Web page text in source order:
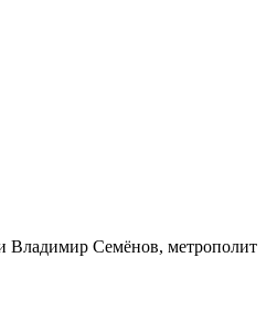
Владимир Семёнов, метрополит